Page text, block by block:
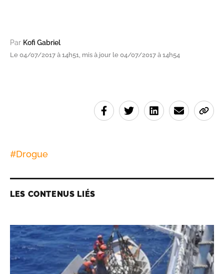
Par Kofi Gabriel
Le 04/07/2017 à 14h51, mis à jour le 04/07/2017 à 14h54
#Drogue
LES CONTENUS LIÉS